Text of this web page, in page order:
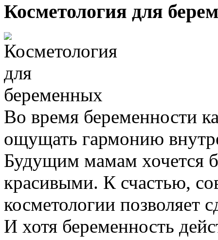
Косметология для
Во время беременности
ощущать гармонию
Будущим мамам хочется
красивыми. К счастью,
косметологии позволяет
И хотя беременность